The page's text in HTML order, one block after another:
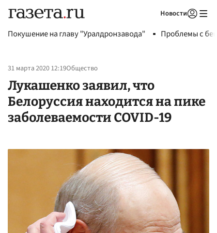
Новости
Покушение на главу "Уралдронзавода" Проблемы с
31 марта 2020 12:19Общество
Лукашенко заявил, что
Белоруссия находится на пике
заболеваемости COVID-19